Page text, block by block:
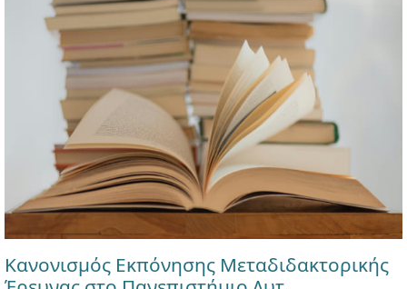
Κανονισμός Εκπόνησης Μεταδιδακτορικής